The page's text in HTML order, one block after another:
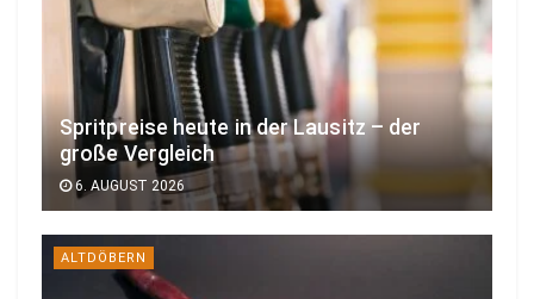
Spritpreise heute in der Lausitz – der
große Vergleich
6. AUGUST 2026
ALTDÖBERN